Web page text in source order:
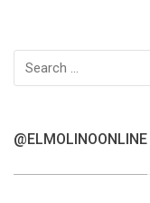
Search
for:
@ELMOLINOONLINE